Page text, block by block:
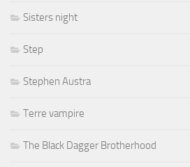
Sisters night
Step
Stephen Austra
Terre vampire
The Black Dagger Brotherhood